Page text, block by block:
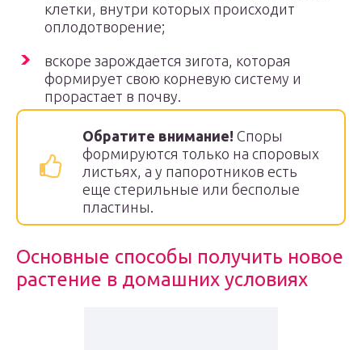
клетки, внутри которых происходит
оплодотворение;
вскоре зарождается зигота, которая
формирует свою корневую систему и
прорастает в почву.
Обратите внимание! Споры
формируются только на споровых
листьях, а у папоротников есть
еще стерильные или бесполые
пластины.
Основные способы получить новое
растение в домашних условиях